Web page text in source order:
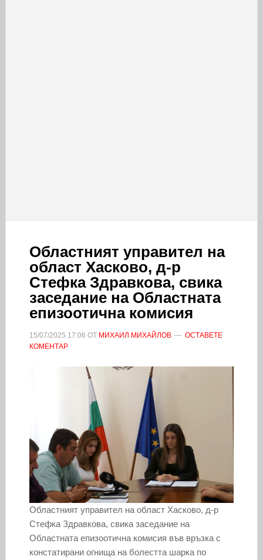
Областният управител на
област Хасково, д-р
Стефка Здравкова, свика
заседание на Областната
епизоотична комисия
15/07/2025 17:06 ОТ МИХАИЛ МИХАЙЛОВ
ОСТАВЕТЕ
КОМЕНТАР
Областният управител на област Хасково, д-р
Стефка Здравкова, свика заседание на
Областната епизоотична комисия във връзка с
констатирани огнища на болестта шарка по